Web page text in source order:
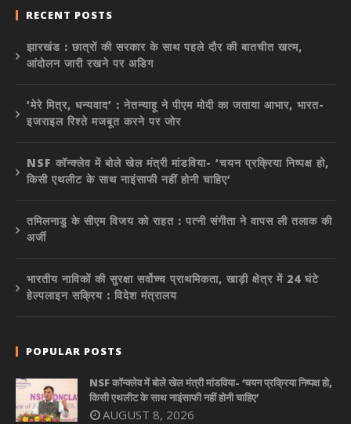
RECENT POSTS
झारखंड : छात्रों की सरकार के साथ पहले दौर की बातचीत खत्म,
आंदोलन जारी रखने पर अडिग
‘मेरे मित्र, धन्यवाद’ : नेतन्याहू ने पीएम मोदी का जताया आभार, भारत-
इजराइल रिश्ते मजबूत करने पर जोर
NSF कॉन्क्लेव में बोले खेल मंत्री मांडविया- ‘चयन प्रक्रिया निष्पक्ष हो,
किसी एथलीट के साथ नाइंसाफी नहीं होनी चाहिए’
तमिलनाडु के सीएम विजय को राहत : पत्नी संगीता ने वापस ली तलाक की
अर्जी
भारतीय नाविकों की सुरक्षा सर्वोच्च प्राथमिकता, खाड़ी क्षेत्र में 24 घंटे
हेल्पलाइन सक्रिय : विदेश मंत्रालय
POPULAR POSTS
NSF कॉन्क्लेव में बोले खेल मंत्री मांडविया- ‘चयन प्रक्रिया निष्पक्ष हो,
किसी एथलीट के साथ नाइंसाफी नहीं होनी चाहिए’
AUGUST 8, 2026